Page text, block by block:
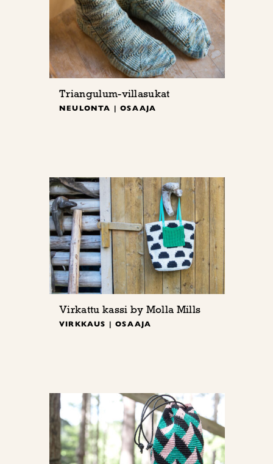
Triangulum-villasukat
NEULONTA | OSAAJA
Virkattu kassi by Molla Mills
VIRKKAUS | OSAAJA